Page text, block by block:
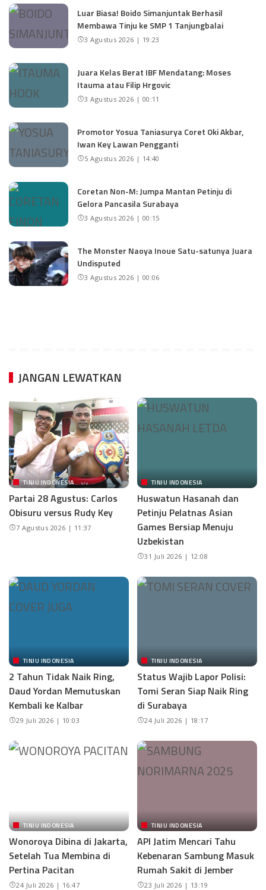
Luar Biasa! Boido Simanjuntak Berhasil
Membawa Tinju ke SMP 1 Tanjungbalai
3 Agustus 2026 | 19:23
Juara Kelas Berat IBF Mendatang: Moses
Itauma atau Filip Hrgovic
3 Agustus 2026 | 00:11
Promotor Yosua Taniasurya Coret Oki Akbar,
Iwan Key Lawan Pengganti
5 Agustus 2026 | 14:40
Coretan Non-M: Jumpa Mantan Petinju di
Gelora Pancasila Surabaya
3 Agustus 2026 | 00:15
The Monster Naoya Inoue Satu-satunya Juara
Undisputed
3 Agustus 2026 | 00:06
JANGAN LEWATKAN
TINJU INDONESIA
Partai 28 Agustus: Carlos
Obisuru versus Rudy Key
7 Agustus 2026 | 11:37
TINJU INDONESIA
Huswatun Hasanah dan
Petinju Pelatnas Asian
Games Bersiap Menuju
Uzbekistan
31 Juli 2026 | 12:08
TINJU INDONESIA
2 Tahun Tidak Naik Ring,
Daud Yordan Memutuskan
Kembali ke Kalbar
29 Juli 2026 | 10:03
TINJU INDONESIA
Status Wajib Lapor Polisi:
Tomi Seran Siap Naik Ring
di Surabaya
24 Juli 2026 | 18:17
TINJU INDONESIA
Wonoroya Dibina di Jakarta,
Setelah Tua Membina di
Pertina Pacitan
24 Juli 2026 | 16:47
TINJU INDONESIA
API Jatim Mencari Tahu
Kebenaran Sambung Masuk
Rumah Sakit di Jember
23 Juli 2026 | 13:19